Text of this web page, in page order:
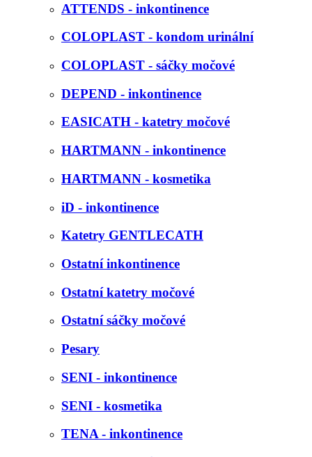
ATTENDS - inkontinence
COLOPLAST - kondom urinální
COLOPLAST - sáčky močové
DEPEND - inkontinence
EASICATH - katetry močové
HARTMANN - inkontinence
HARTMANN - kosmetika
iD - inkontinence
Katetry GENTLECATH
Ostatní inkontinence
Ostatní katetry močové
Ostatní sáčky močové
Pesary
SENI - inkontinence
SENI - kosmetika
TENA - inkontinence